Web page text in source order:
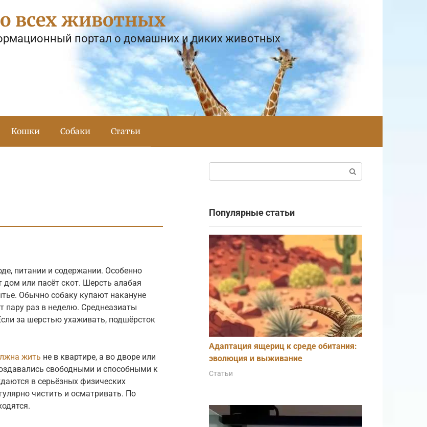
всех животных
портал о домашних и диких животных
Кошки Собаки Статьи
питании и содержании. Особенно
дом или пасёт скот. Шерсть алабая
Обычно собаку купают накануне
раз в неделю. Среднеазиаты
за шерстью ухаживать, подшёрсток
жить не в квартире, а во дворе или
свободными и способными к
в серьёзных физических
чистить и осматривать. По
Популярные статьи
Адаптация ящериц к среде обитания:
эволюция и выживание
Статьи